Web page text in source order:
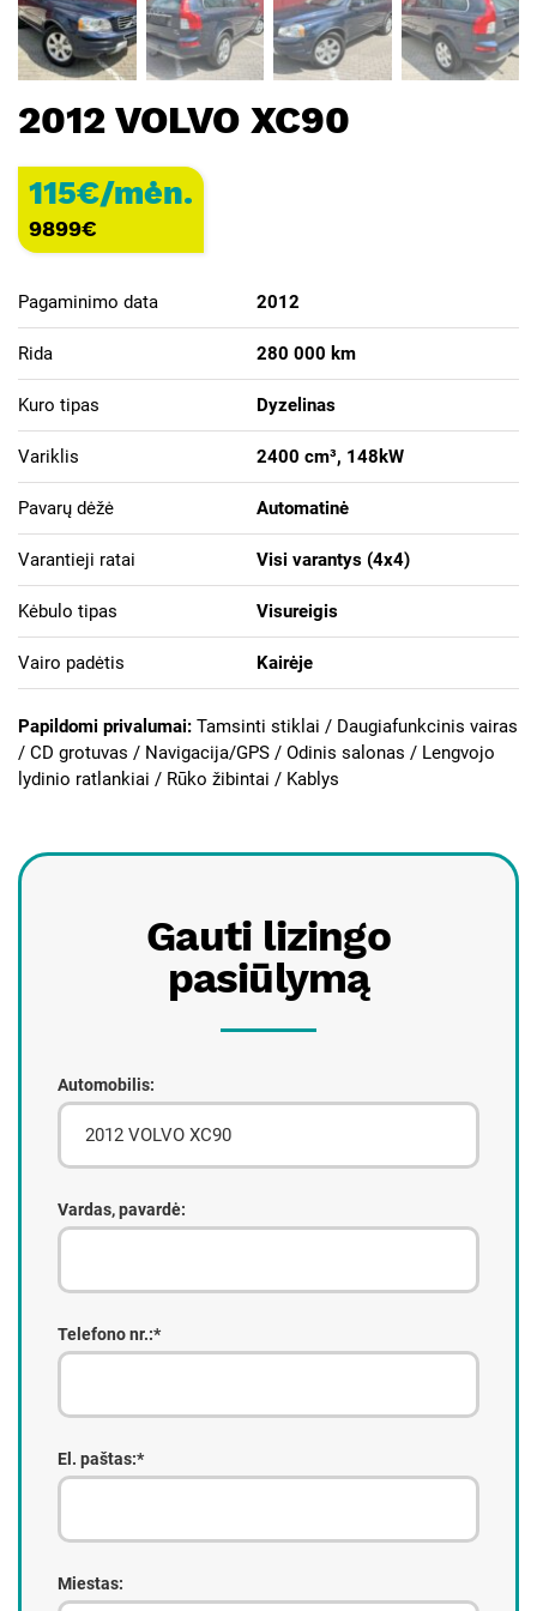
2012 VOLVO XC90
115€/mėn.
9899€
Pagaminimo data 2012
Rida 280 000 km
Kuro tipas Dyzelinas
Variklis 2400 cm³, 148kW
Pavarų dėžė Automatinė
Varantieji ratai Visi varantys (4х4)
Kėbulo tipas Visureigis
Vairo padėtis Kairėje
Papildomi privalumai: Tamsinti stiklai / Daugiafunkcinis vairas
/ CD grotuvas / Navigacija/GPS / Odinis salonas / Lengvojo
lydinio ratlankiai / Rūko žibintai / Kablys
Gauti lizingo
pasiūlymą
Automobilis:
Vardas, pavardė:
Telefono nr.:*
El. paštas:*
Miestas: